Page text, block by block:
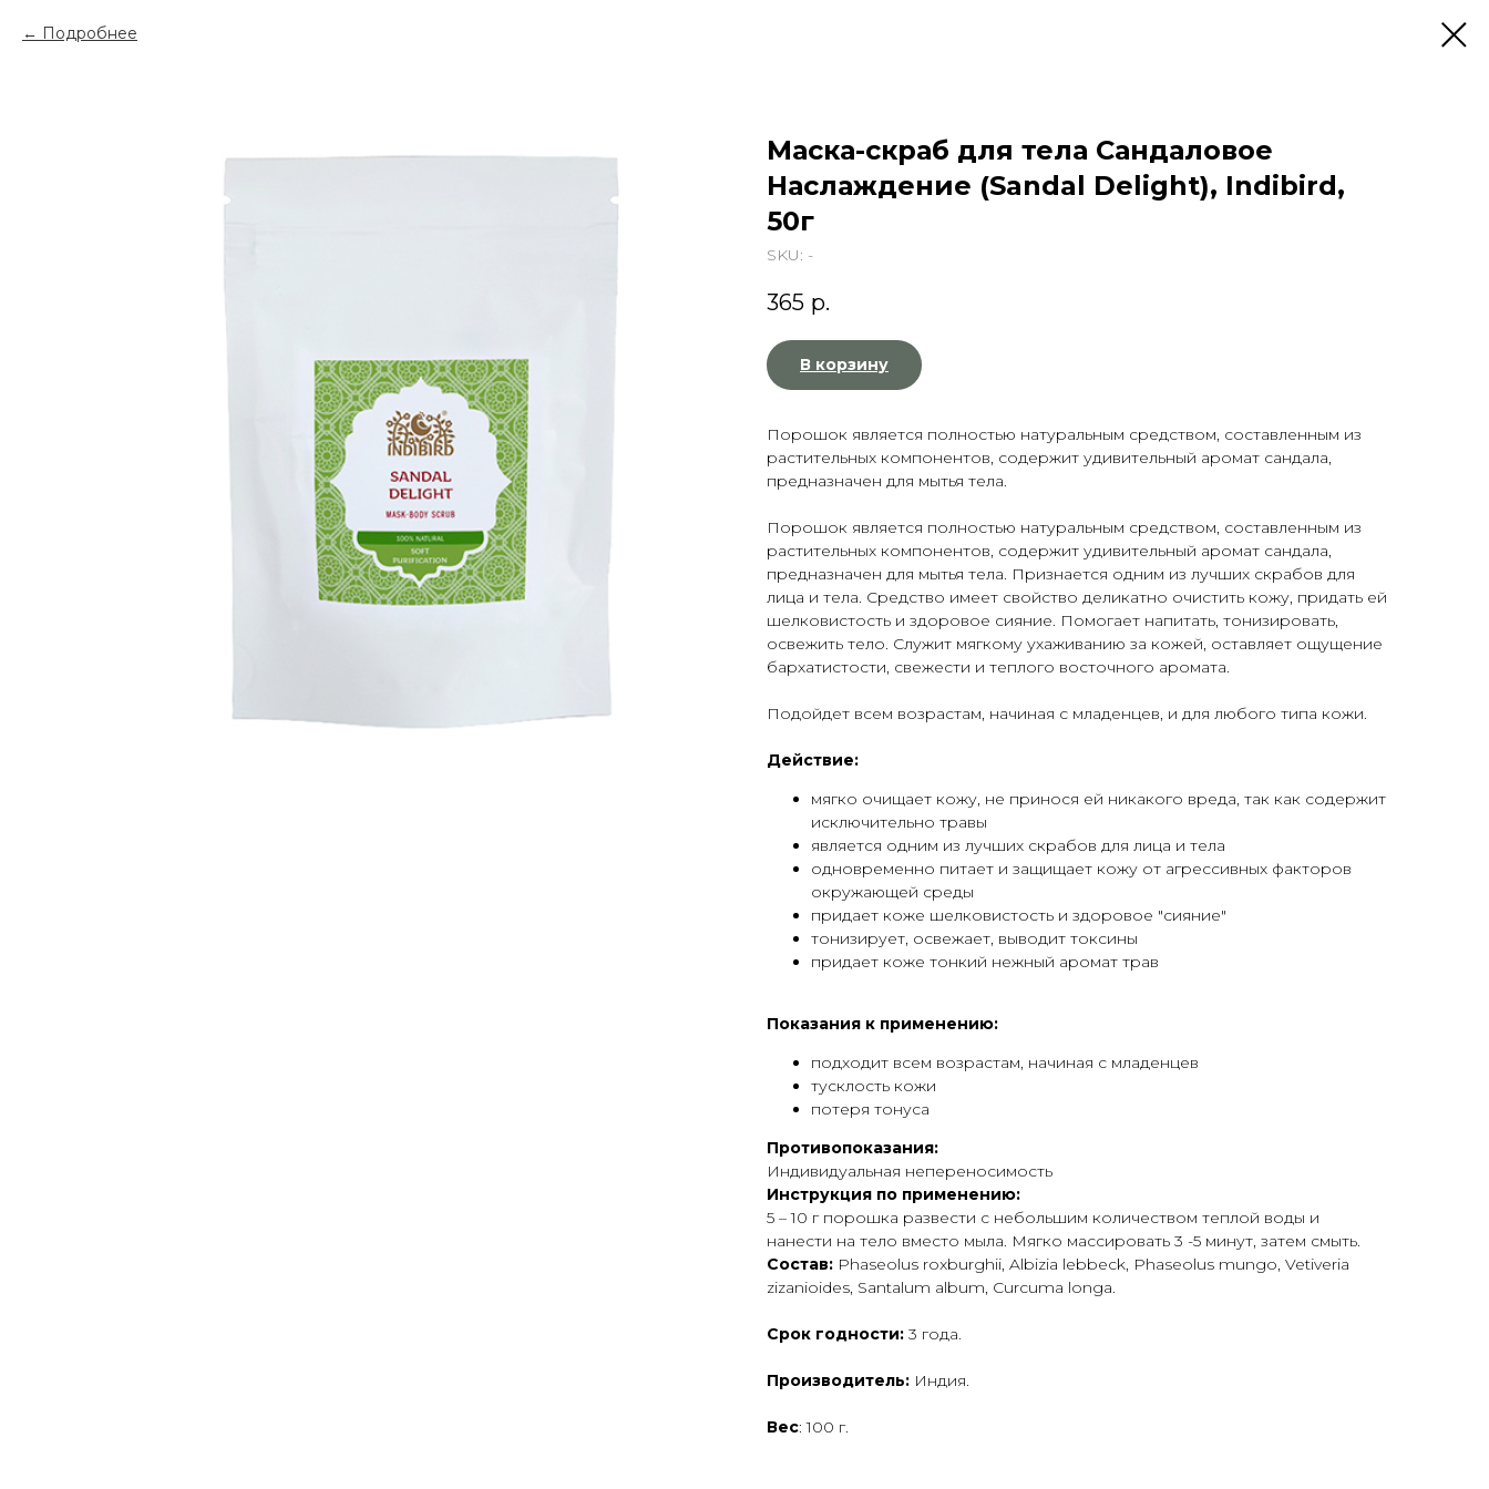
Подробнее
Маска-скраб для тела Сандаловое
Наслаждение (Sandal Delight), Indibird,
50г
SKU: -
365 р.
В корзину
Порошок является полностью натуральным средством, составленным из
растительных компонентов, содержит удивительный аромат сандала,
предназначен для мытья тела.
Порошок является полностью натуральным средством, составленным из
растительных компонентов, содержит удивительный аромат сандала,
предназначен для мытья тела. Признается одним из лучших скрабов для
лица и тела. Средство имеет свойство деликатно очистить кожу, придать ей
шелковистость и здоровое сияние. Помогает напитать, тонизировать,
освежить тело. Служит мягкому ухаживанию за кожей, оставляет ощущение
бархатистости, свежести и теплого восточного аромата.
Подойдет всем возрастам, начиная с младенцев, и для любого типа кожи.
Действие:
мягко очищает кожу, не принося ей никакого вреда, так как содержит
исключительно травы
является одним из лучших скрабов для лица и тела
одновременно питает и защищает кожу от агрессивных факторов
окружающей среды
придает коже шелковистость и здоровое "сияние"
тонизирует, освежает, выводит токсины
придает коже тонкий нежный аромат трав
Показания к применению:
подходит всем возрастам, начиная с младенцев
тусклость кожи
потеря тонуса
Противопоказания:
Индивидуальная непереносимость
Инструкция по применению:
5 – 10 г порошка развести с небольшим количеством теплой воды и
нанести на тело вместо мыла. Мягко массировать 3 -5 минут, затем смыть.
Состав: Phaseolus roxburghii, Albizia lebbeck, Phaseolus mungo, Vetiveria
zizanioides, Santalum album, Curcuma longa.
Срок годности: 3 года.
Производитель: Индия.
Вес: 100 г.